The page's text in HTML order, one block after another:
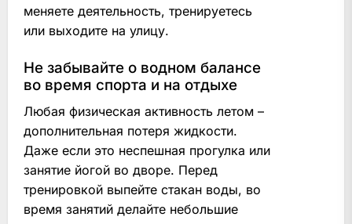
меняете деятельность, тренируетесь
или выходите на улицу.
Не забывайте о водном балансе
во время спорта и на отдыхе
Любая физическая активность летом –
дополнительная потеря жидкости.
Даже если это неспешная прогулка или
занятие йогой во дворе. Перед
тренировкой выпейте стакан воды, во
время занятий делайте небольшие